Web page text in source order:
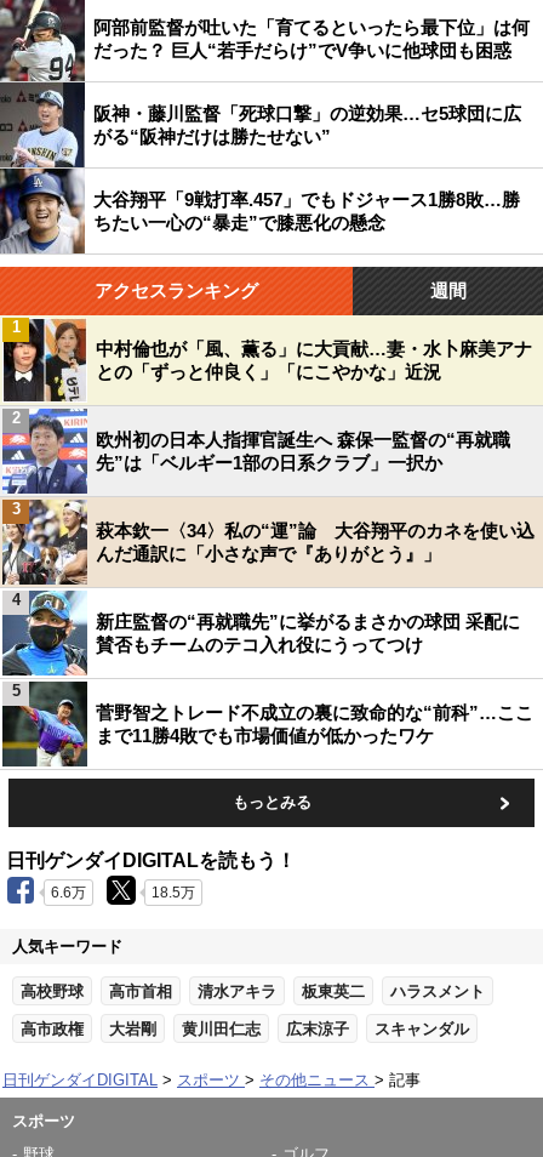
阿部前監督が吐いた「育てるといったら最下位」は何
だった？ 巨人“若手だらけ”でV争いに他球団も困惑
阪神・藤川監督「死球口撃」の逆効果…セ5球団に広
がる“阪神だけは勝たせない”
大谷翔平「9戦打率.457」でもドジャース1勝8敗…勝
ちたい一心の“暴走”で膝悪化の懸念
アクセスランキング 週間
中村倫也が「風、薫る」に大貢献…妻・水卜麻美アナ
との「ずっと仲良く」「にこやかな」近況
1
欧州初の日本人指揮官誕生へ 森保一監督の“再就職
先”は「ベルギー1部の日系クラブ」一択か
2
萩本欽一〈34〉私の“運”論 大谷翔平のカネを使い込
んだ通訳に「小さな声で『ありがとう』」
3
新庄監督の“再就職先”に挙がるまさかの球団 采配に
賛否もチームのテコ入れ役にうってつけ
4
菅野智之トレード不成立の裏に致命的な“前科”…ここ
まで11勝4敗でも市場価値が低かったワケ
5
もっとみる
日刊ゲンダイDIGITALを読もう！
6.6万 18.5万
人気キーワード
高校野球 高市首相 清水アキラ 板東英二 ハラスメント
高市政権 大岩剛 黄川田仁志 広末涼子 スキャンダル
日刊ゲンダイDIGITAL スポーツ その他ニュース 記事
スポーツ